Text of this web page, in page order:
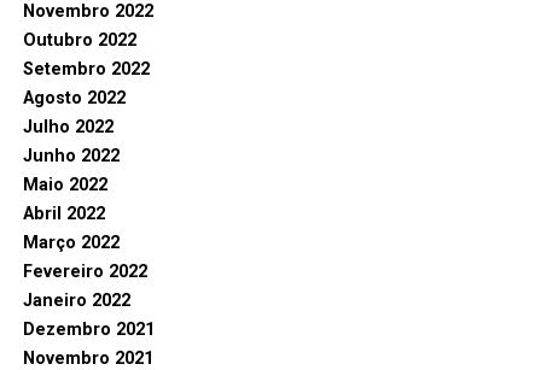
Novembro 2022
Outubro 2022
Setembro 2022
Agosto 2022
Julho 2022
Junho 2022
Maio 2022
Abril 2022
Março 2022
Fevereiro 2022
Janeiro 2022
Dezembro 2021
Novembro 2021